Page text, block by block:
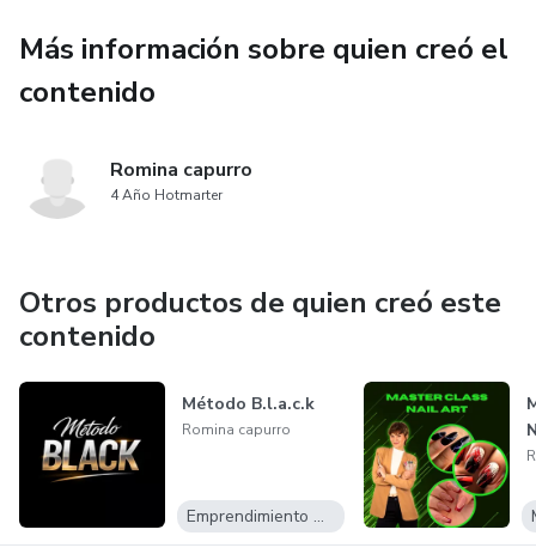
Más información sobre quien creó el
contenido
Romina capurro
4 Año Hotmarter
Otros productos de quien creó este
contenido
Método B.l.a.c.k
Romina capurro
Emprendimiento Digital